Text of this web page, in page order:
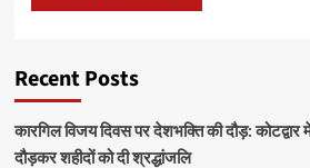
Recent Posts
कारगिल विजय दिवस पर देशभक्ति की दौड़:
दौड़कर शहीदों को दी श्रद्धांजलि